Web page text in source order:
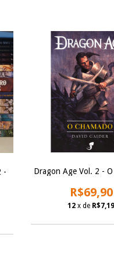
-
Dragon Age Vol. 2 -
R$69,90
12 x de R$7,19